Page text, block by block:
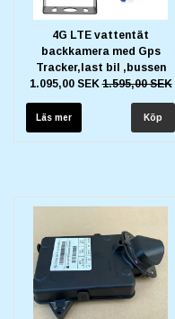
4G LTE vattentät
backkamera med Gps
Tracker,last bil ,bussen
1.095,00 SEK1.595,00 SEK
Läs mer